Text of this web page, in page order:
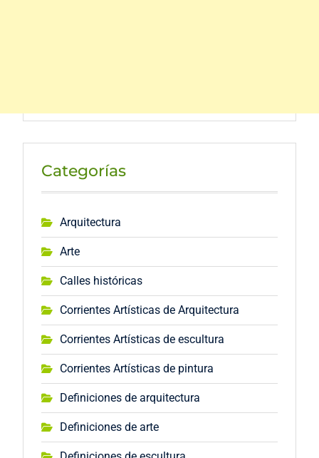
Categorías
Arquitectura
Arte
Calles históricas
Corrientes Artísticas de Arquitectura
Corrientes Artísticas de escultura
Corrientes Artísticas de pintura
Definiciones de arquitectura
Definiciones de arte